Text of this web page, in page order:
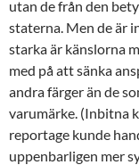
utan de från den
staterna. Men de är
starka är känslorna
med på att sänka
andra färger än de
varumärke. (Inbitna
reportage kunde
uppenbarligen mer